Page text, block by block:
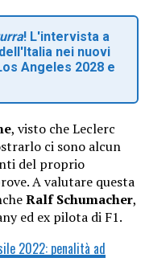
! L'intervista a
nei nuovi
Angeles 2028 e
, visto che Leclerc
ci sono alcun
del proprio
A valutare questa
Ralf Schumacher,
ed ex pilota di F1.
2022: penalità ad